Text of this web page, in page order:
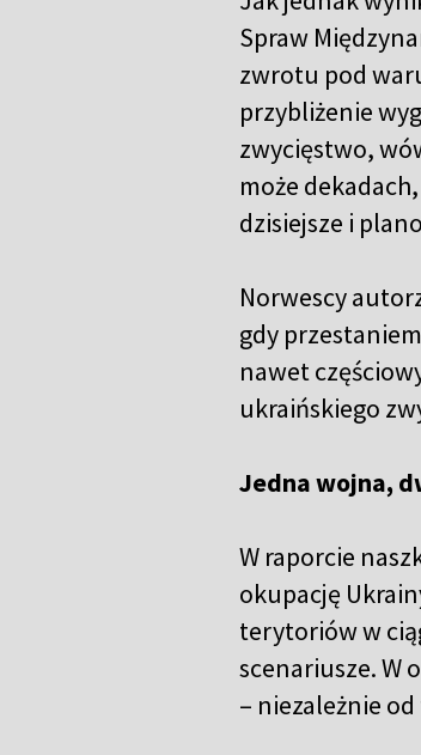
Spraw
zwrotu pod
przybliżenie
zwycięstwo,
może
dzisiejsze i
Norwescy
gdy
nawet
ukraińskiego
Jedna wojna,
W raporcie
okupację
terytoriów w
scenariusze. W
– niezależnie